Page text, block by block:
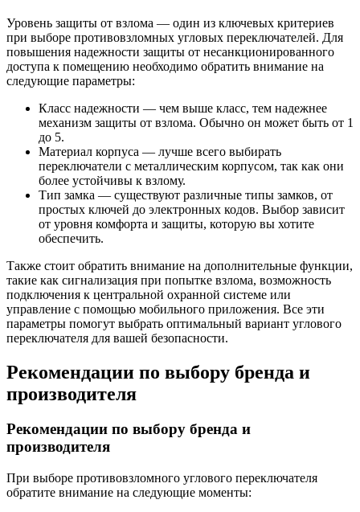
Уровень защиты от взлома — один из ключевых критериев
при выборе противовзломных угловых переключателей. Для
повышения надежности защиты от несанкционированного
доступа к помещению необходимо обратить внимание на
следующие параметры:
Класс надежности — чем выше класс, тем надежнее
механизм защиты от взлома. Обычно он может быть от 1
до 5.
Материал корпуса — лучше всего выбирать
переключатели с металлическим корпусом, так как они
более устойчивы к взлому.
Тип замка — существуют различные типы замков, от
простых ключей до электронных кодов. Выбор зависит
от уровня комфорта и защиты, которую вы хотите
обеспечить.
Также стоит обратить внимание на дополнительные функции,
такие как сигнализация при попытке взлома, возможность
подключения к центральной охранной системе или
управление с помощью мобильного приложения. Все эти
параметры помогут выбрать оптимальный вариант углового
переключателя для вашей безопасности.
Рекомендации по выбору бренда и
производителя
Рекомендации по выбору бренда и
производителя
При выборе противовзломного углового переключателя
обратите внимание на следующие моменты: